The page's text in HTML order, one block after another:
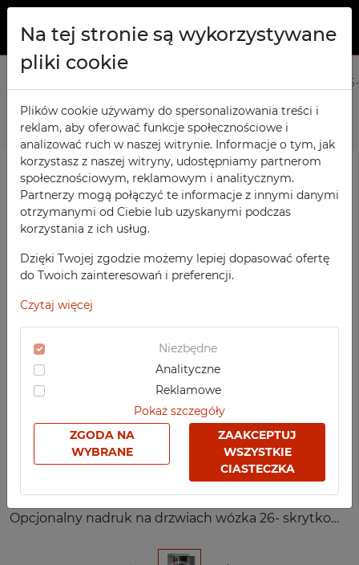
Na tej stronie są wykorzystywane
pliki cookie
Plików cookie używamy do spersonalizowania treści i
reklam, aby oferować funkcje społecznościowe i
analizować ruch w naszej witrynie. Informacje o tym, jak
korzystasz z naszej witryny, udostępniamy partnerom
społecznościowym, reklamowym i analitycznym.
Partnerzy mogą połączyć te informacje z innymi danymi
otrzymanymi od Ciebie lub uzyskanymi podczas
korzystania z ich usług.
Dzięki Twojej zgodzie możemy lepiej dopasować ofertę
do Twoich zainteresowań i preferencji.
Czytaj więcej
Niezbędne
Analityczne
Reklamowe
Pokaż szczegóły
ZGODA NA
WYBRANE
ZAAKCEPTUJ
WSZYSTKIE
CIASTECZKA
O NAS
PRODUKTY
Szafy TECHCODE RFID
Warsztatowe
Meble socjalne
Sportowe
Medyczne
Z nadrukiem
KONTAKT
ULUBIONE
OBSERWOWANE
LOGOWANIE
Wózek na laptopy
Poprzedni Następny
Opcjonalny nadruk na drzwiach wózka 26- skrytkowego WLPZ 13K2